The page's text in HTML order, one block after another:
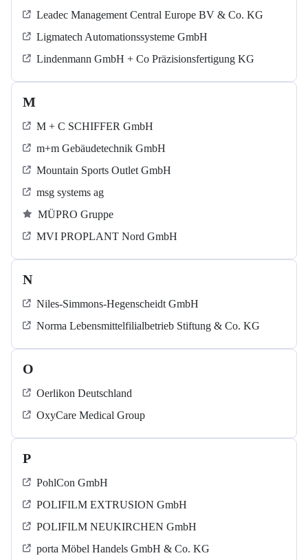
Leadec Management Central Europe BV & Co. KG
Ligmatech Automationssysteme GmbH
Lindenmann GmbH + Co Präzisionsfertigung KG
M
M + C SCHIFFER GmbH
m+m Gebäudetechnik GmbH
Mountain Sports Outlet GmbH
msg systems ag
MÜPRO Gruppe
MVI PROPLANT Nord GmbH
N
Niles-Simmons-Hegenscheidt GmbH
Norma Lebensmittelfilialbetrieb Stiftung & Co. KG
O
Oerlikon Deutschland
OxyCare Medical Group
P
PohlCon GmbH
POLIFILM EXTRUSION GmbH
POLIFILM NEUKIRCHEN GmbH
porta Möbel Handels GmbH & Co. KG